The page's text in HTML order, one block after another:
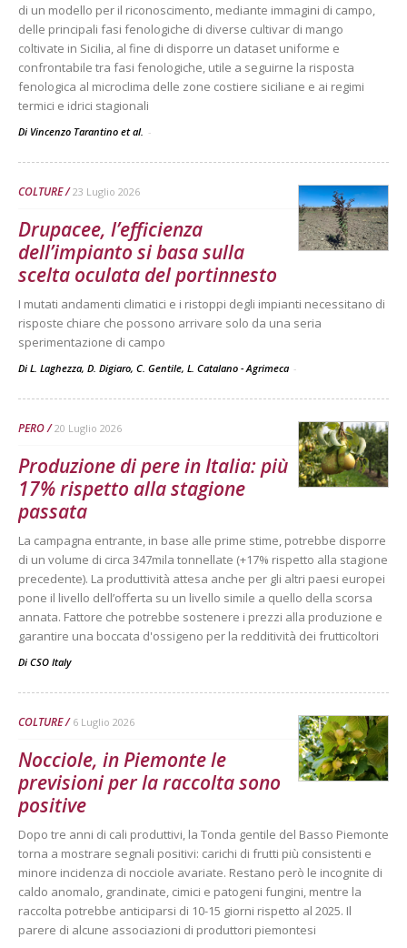
di un modello per il riconoscimento, mediante immagini di campo,
delle principali fasi fenologiche di diverse cultivar di mango
coltivate in Sicilia, al fine di disporre un dataset uniforme e
confrontabile tra fasi fenologiche, utile a seguirne la risposta
fenologica al microclima delle zone costiere siciliane e ai regimi
termici e idrici stagionali
Di Vincenzo Tarantino et al. -
COLTURE 23 Luglio 2026
Drupacee, l’efficienza
dell’impianto si basa sulla
scelta oculata del portinnesto
I mutati andamenti climatici e i ristoppi degli impianti necessitano di
risposte chiare che possono arrivare solo da una seria
sperimentazione di campo
Di L. Laghezza, D. Digiaro, C. Gentile, L. Catalano - Agrimeca -
PERO 20 Luglio 2026
Produzione di pere in Italia: più
17% rispetto alla stagione
passata
La campagna entrante, in base alle prime stime, potrebbe disporre
di un volume di circa 347mila tonnellate (+17% rispetto alla stagione
precedente). La produttività attesa anche per gli altri paesi europei
pone il livello dell’offerta su un livello simile a quello della scorsa
annata. Fattore che potrebbe sostenere i prezzi alla produzione e
garantire una boccata d'ossigeno per la redditività dei frutticoltori
Di CSO Italy
COLTURE 6 Luglio 2026
Nocciole, in Piemonte le
previsioni per la raccolta sono
positive
Dopo tre anni di cali produttivi, la Tonda gentile del Basso Piemonte
torna a mostrare segnali positivi: carichi di frutti più consistenti e
minore incidenza di nocciole avariate. Restano però le incognite di
caldo anomalo, grandinate, cimici e patogeni fungini, mentre la
raccolta potrebbe anticiparsi di 10-15 giorni rispetto al 2025. Il
parere di alcune associazioni di produttori piemontesi